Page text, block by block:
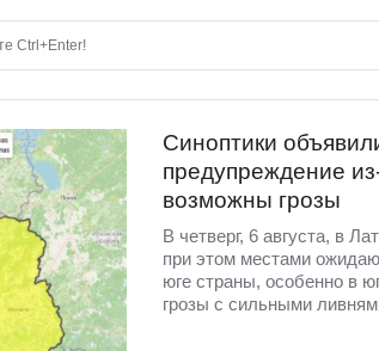
Ctrl+Enter!
Синоптики
предупреждение
возможны грозы
В четверг, 6 августа, в
при этом местами
юге страны, особенно в
грозы с сильными